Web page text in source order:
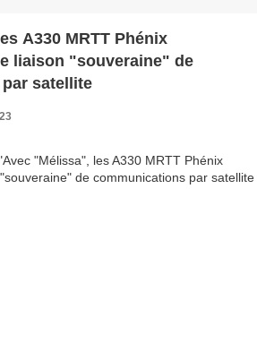
A330 MRTT Phénix
liaison "souveraine" de
satellite